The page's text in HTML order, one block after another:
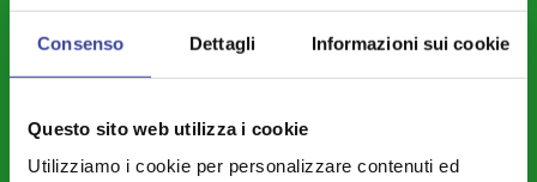
Consenso Dettagli Informazioni sui cookie
Questo sito web utilizza i cookie
Utilizziamo i cookie per personalizzare contenuti ed
Cultura - Turismo - Sport - Politiche Giovanili
Sicurezza - Protezione Civile - Polizia Locale